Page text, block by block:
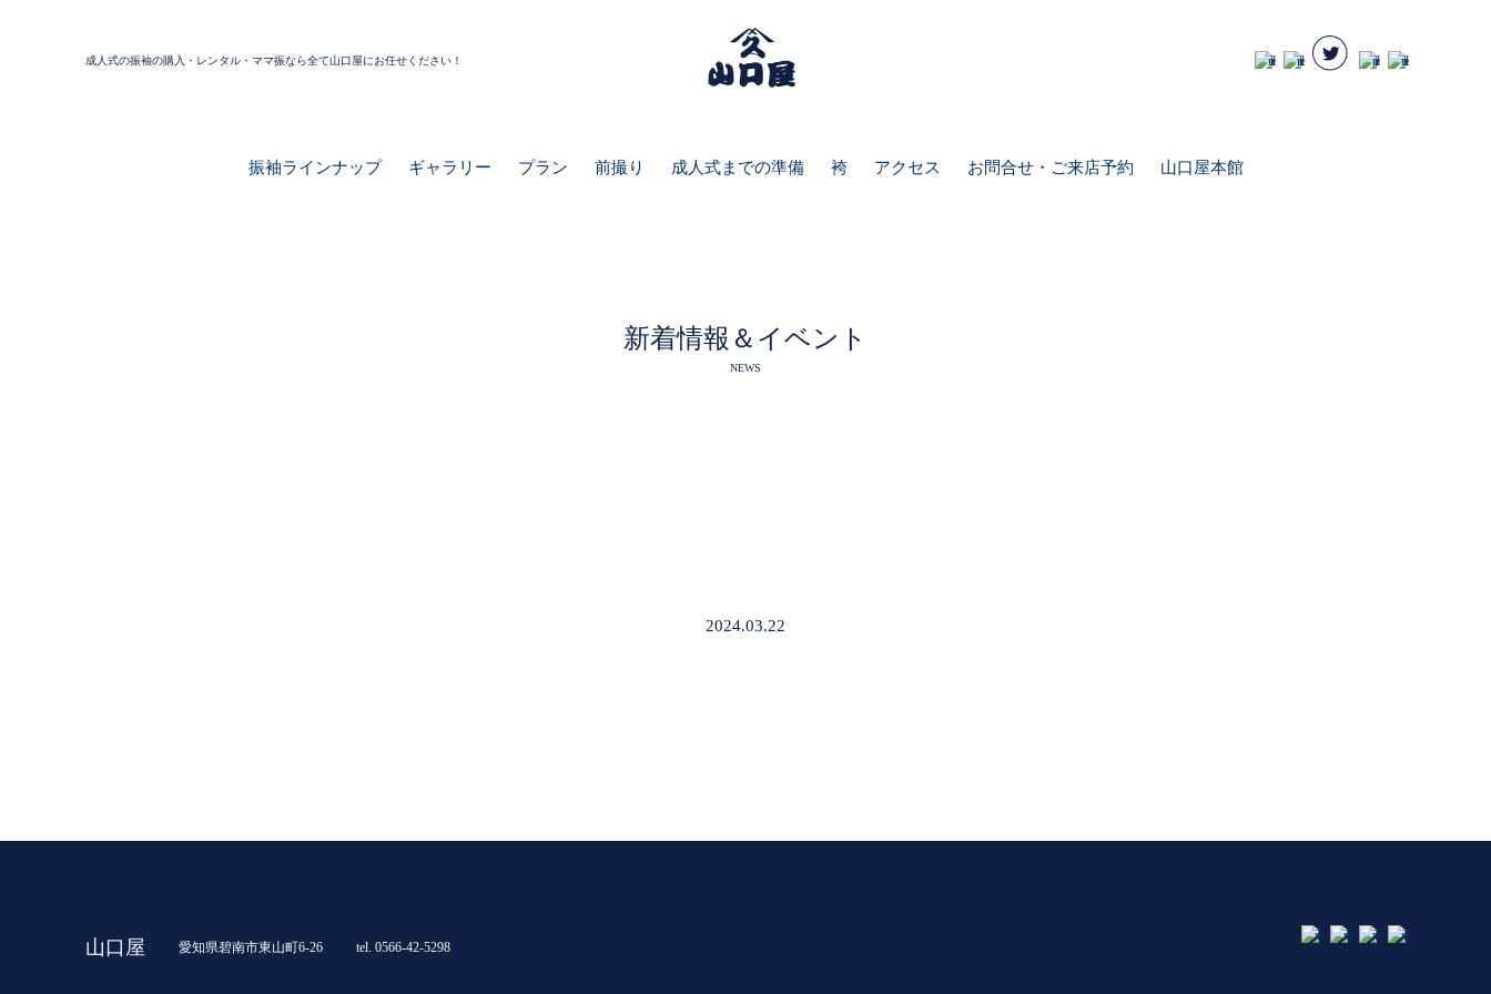
成人式の振袖の購入・レンタル・ママ振なら全て山口屋にお任せください！
振袖ラインナップ ギャラリー プラン 前撮り 成人式までの準備 袴 アクセス お問合せ・ご来店予約 山口屋本館
新着情報＆イベント
NEWS
2024.03.22
山口屋 愛知県碧南市東山町6-26 tel. 0566-42-5298